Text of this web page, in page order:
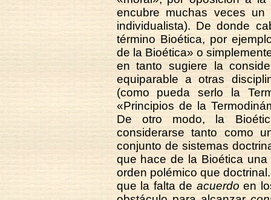
encubre muchas veces un
individualista). De donde
término Bioética, por
de la Bioética» o
en tanto sugiere la
equiparable a otras
(como pueda serlo la
«Principios de la
De otro modo, la
considerarse tanto como
conjunto de sistemas
que hace de la Bioética
orden polémico que
que la falta de acuerdo en